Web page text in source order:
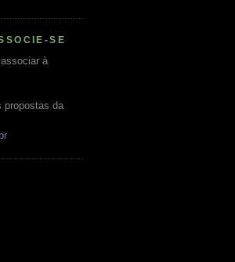
SE
à
propostas da